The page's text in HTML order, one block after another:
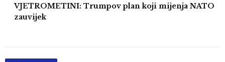
VJETROMETINI: Trumpov plan koji mijenja NATO
zauvijek